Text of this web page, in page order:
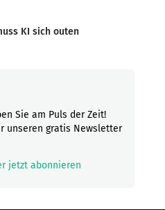
KI sich outen
Sie am Puls der Zeit!
unseren gratis Newsletter
jetzt abonnieren